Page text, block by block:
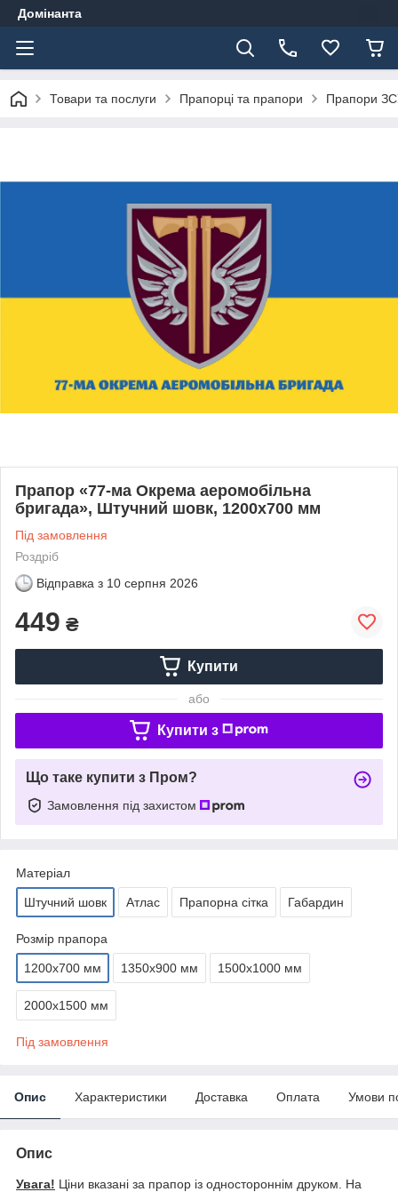
Домінанта
Товари та послуги Прапорці та прапори Прапори
Прапор «77-ма Окрема аеромобільна
бригада», Штучний шовк, 1200х700 мм
Під замовлення
Роздріб
Відправка з 10 серпня 2026
449 ₴
Купити
або
Купити з
Що таке купити з Пром?
Замовлення під захистом
Матеріал
Штучний шовк Атлас Прапорна сітка Габардин
Розмір прапора
1200х700 мм 1350х900 мм 1500х1000 мм
2000х1500 мм
Під замовлення
Опис Характеристики Доставка Оплата Умови
Опис
Увага! Ціни вказані за прапор із одностороннім друком. На